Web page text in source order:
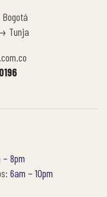
Tunja
– 8pm
6am – 10pm